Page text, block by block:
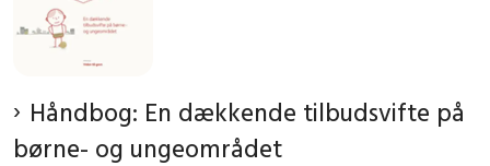
Håndbog: En dækkende tilbudsvifte på
børne- og ungeområdet